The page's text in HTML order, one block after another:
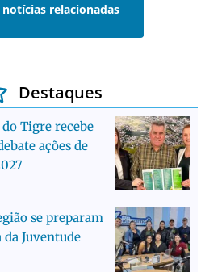
relacionadas
Destaques
Tigre recebe
ações de
se preparam
da Juventude